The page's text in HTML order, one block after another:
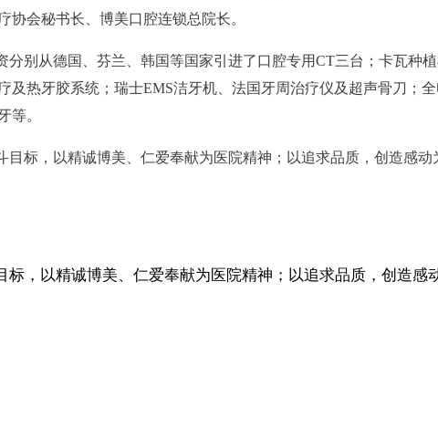
协会秘书长、博美口腔连锁总院长。
分别从德国、芬兰、韩国等国家引进了口腔专用CT三台；卡瓦
及热牙胶系统；瑞士EMS洁牙机、法国牙周治疗仪及超声骨刀
等。
目标，以精诚博美、仁爱奉献为医院精神；以追求品质，创造感
标，以精诚博美、仁爱奉献为医院精神；以追求品质，创造